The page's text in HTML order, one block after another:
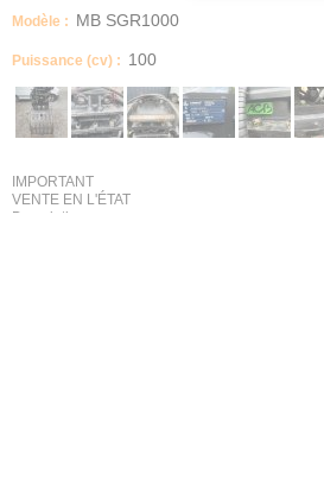
Modèle : MB SGR1000
Puissance (cv) : 100
IMPORTANT
VENTE EN L'ÉTAT
Description